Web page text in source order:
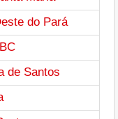
do Pará
de Santos